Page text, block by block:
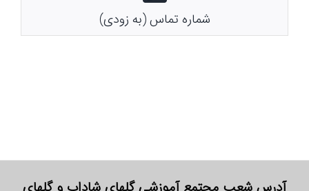
شماره تماس (به زودی)